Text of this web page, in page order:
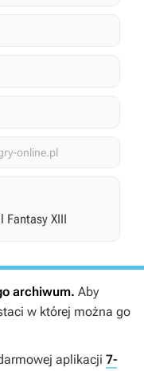
online.pl
Fantasy XIII
archiwum. Aby
w której można go
aplikacji 7-